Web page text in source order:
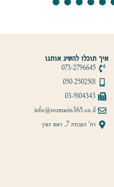
איך תוכלו להשיג אותנו
073-2796645
050-2502501
03-9104343
info@rozmarin365.co.il
רח' העבודה 7, ראש העין